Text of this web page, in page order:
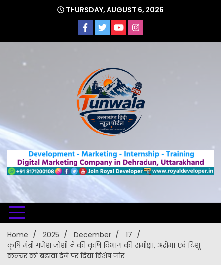
THURSDAY, AUGUST 6, 2026
Uttarakhand Hindi News Portal
Home 2025 December
17
कृषि मंत्री गणेश जोशी ने की कृषि विभाग की समीक्षा, अरोमा एवं टिशू
कल्चर को बढ़ावा देने पर दिया विशेष जोर